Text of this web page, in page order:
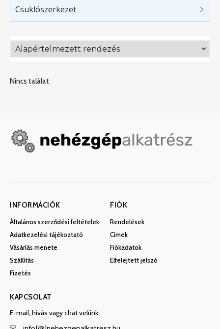
Csuklószerkezet
Nincs találat
INFORMÁCIÓK
Általános szerződési feltételek
Adatkezelési tájékoztató
Vásárlás menete
Szállítás
Fizetés
FIÓK
Rendelések
Címek
Fiókadatok
Elfelejtett jelszó
KAPCSOLAT
E-mail, hívás vagy chat velünk: